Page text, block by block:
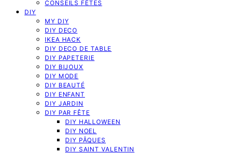
CONSEILS FÊTES
DIY
MY DIY
DIY DECO
IKEA HACK
DIY DECO DE TABLE
DIY PAPETERIE
DIY BIJOUX
DIY MODE
DIY BEAUTÉ
DIY ENFANT
DIY JARDIN
DIY PAR FÊTE
DIY HALLOWEEN
DIY NOEL
DIY PÂQUES
DIY SAINT VALENTIN